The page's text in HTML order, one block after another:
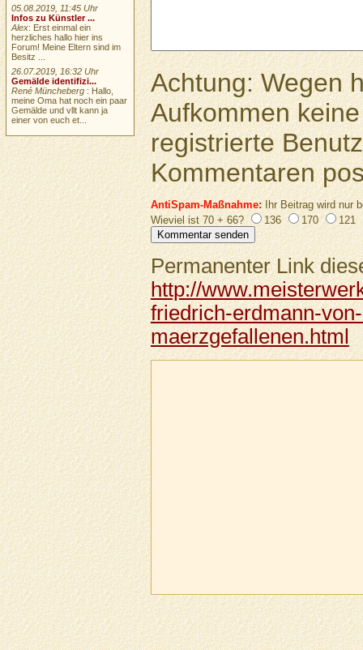
Achtung: Wegen
Aufkommen
registrierte
Kommentaren
AntiSpam-Maßnahme:Ihr Beitrag wird nur
Wieviel ist 70 + 66?
136 170 121
Permanenter Link
http://
friedrich-erdmann-
maerzgefallenen.html
05.08.2019, 11:45 Uhr
Infos zu Künstler ...
Alex: Erst einmal ein
herzliches hallo hier ins
Forum! Meine Eltern sind im
Besitz ...
26.07.2019, 16:32 Uhr
Gemälde identifizi...
René Müncheberg : Hallo,
meine Oma hat noch ein paar
Gemälde und vllt kann ja
einer von euch et...